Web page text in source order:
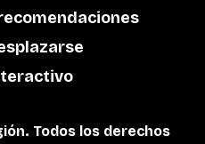
Todos los derechos